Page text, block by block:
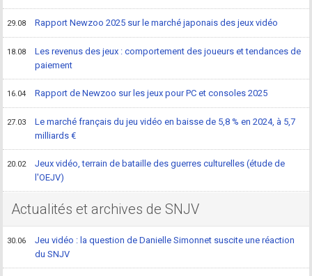
29.08 Rapport Newzoo 2025 sur le marché japonais des jeux vidéo
18.08
Les revenus des jeux : comportement des joueurs et tendances de
paiement
16.04 Rapport de Newzoo sur les jeux pour PC et consoles 2025
27.03
Le marché français du jeu vidéo en baisse de 5,8 % en 2024, à 5,7
milliards €
20.02
Jeux vidéo, terrain de bataille des guerres culturelles (étude de
l'OEJV)
Actualités et archives de SNJV
30.06
Jeu vidéo : la question de Danielle Simonnet suscite une réaction
du SNJV